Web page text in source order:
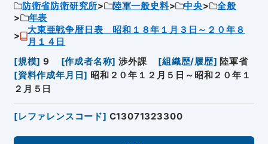
防衛省防衛研究所 陸軍一般史料 中央
全般
年表
大東亜戦争暦日表 昭和１８年１月３日～２０年８
月１４日
[規模] 9 [作成者名称] 渉外課 [組織歴/履歴] 陸軍省
[資料作成年月日] 昭和２０年１２月５日～昭和２０年１
２月５日
[レファレンスコード] C13071323300